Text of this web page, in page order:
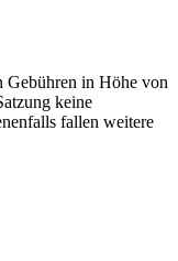
Gebühren in Höhe von
keine
fallen weitere